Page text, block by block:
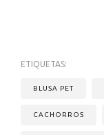
ETIQUETAS:
BLUSA PET
CACHORROS